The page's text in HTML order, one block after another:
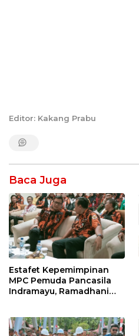
Editor: Kakang Prabu
Baca Juga
Estafet Kepemimpinan
MPC Pemuda Pancasila
Indramayu, Ramadhani
Muscablub